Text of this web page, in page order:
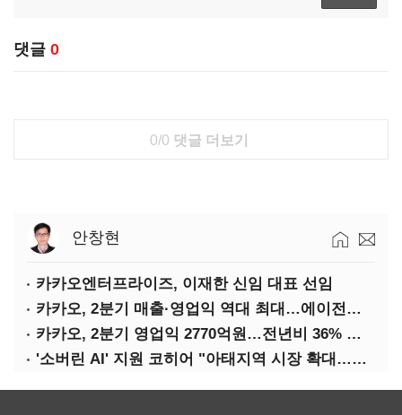
댓글 0
0/0 댓글 더보기
안창현
카카오엔터프라이즈, 이재한 신임 대표 선임
카카오, 2분기 매출·영업익 역대 최대…에이전트 AI 수익화 관건
카카오, 2분기 영업익 2770억원…전년비 36% 증가
'소버린 AI' 지원 코히어 "아태지역 시장 확대…한국·일본 법인 설립"